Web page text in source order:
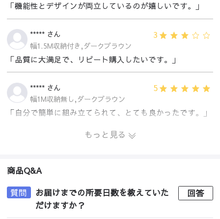
「機能性とデザインが両立しているのが嬉しいです。」
***** さん 3
幅1.5M収納付き,ダークブラウン
「品質に大満足で、リピート購入したいです。」
***** さん 5
幅1M収納無し,ダークブラウン
「自分で簡単に組み立てられて、とても良かったです。」
もっと見る
商品Q&A
質問
お届けまでの所要日数を教えていた
だけますか？
回答